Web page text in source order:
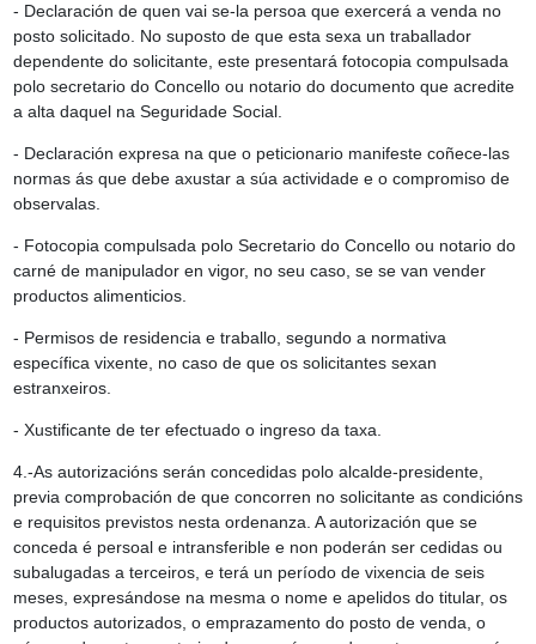
- Declaración de quen vai se-la persoa que exercerá a venda no
posto solicitado. No suposto de que esta sexa un traballador
dependente do solicitante, este presentará fotocopia compulsada
polo secretario do Concello ou notario do documento que acredite
a alta daquel na Seguridade Social.
- Declaración expresa na que o peticionario manifeste coñece-las
normas ás que debe axustar a súa actividade e o compromiso de
observalas.
- Fotocopia compulsada polo Secretario do Concello ou notario do
carné de manipulador en vigor, no seu caso, se se van vender
productos alimenticios.
- Permisos de residencia e traballo, segundo a normativa
específica vixente, no caso de que os solicitantes sexan
estranxeiros.
- Xustificante de ter efectuado o ingreso da taxa.
4.-As autorizacións serán concedidas polo alcalde-presidente,
previa comprobación de que concorren no solicitante as condicións
e requisitos previstos nesta ordenanza. A autorización que se
conceda é persoal e intransferible e non poderán ser cedidas ou
subalugadas a terceiros, e terá un período de vixencia de seis
meses, expresándose na mesma o nome e apelidos do titular, os
productos autorizados, o emprazamento do posto de venda, o